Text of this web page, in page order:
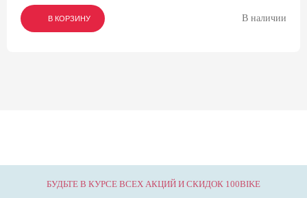
В КОРЗИНУ
В КОРЗИНУ
В КОРЗИНУ В наличии
БУДЬТЕ В КУРСЕ ВСЕХ АКЦИЙ И СКИДОК 100BIKE